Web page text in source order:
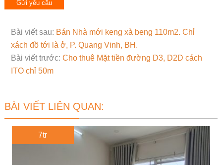
Bài viết sau: Bán Nhà mới keng xà beng 110m2. Chỉ
xách đồ tới là ở, P. Quang Vinh, BH.
Bài viết trước: Cho thuê Mặt tiền đường D3, D2D cách
ITO chỉ 50m
BÀI VIẾT LIÊN QUAN:
7tr